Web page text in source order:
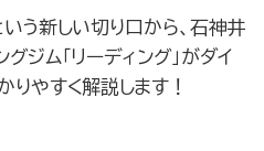
う新しい切り口から、石神井
ジム「リーディング」がダイ
りやすく解説します！